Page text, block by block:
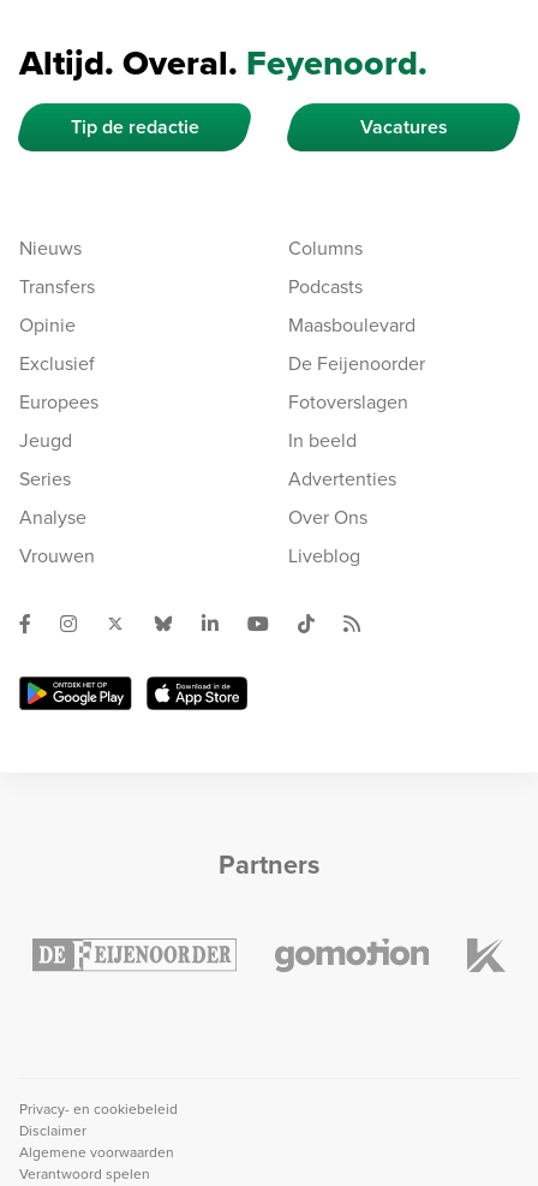
Altijd. Overal. Feyenoord.
Tip de redactie Vacatures
Nieuws
Transfers
Opinie
Exclusief
Europees
Jeugd
Series
Analyse
Vrouwen
Columns
Podcasts
Maasboulevard
De Feijenoorder
Fotoverslagen
In beeld
Advertenties
Over Ons
Liveblog
Partners
Privacy- en cookiebeleid
Disclaimer
Algemene voorwaarden
Verantwoord spelen